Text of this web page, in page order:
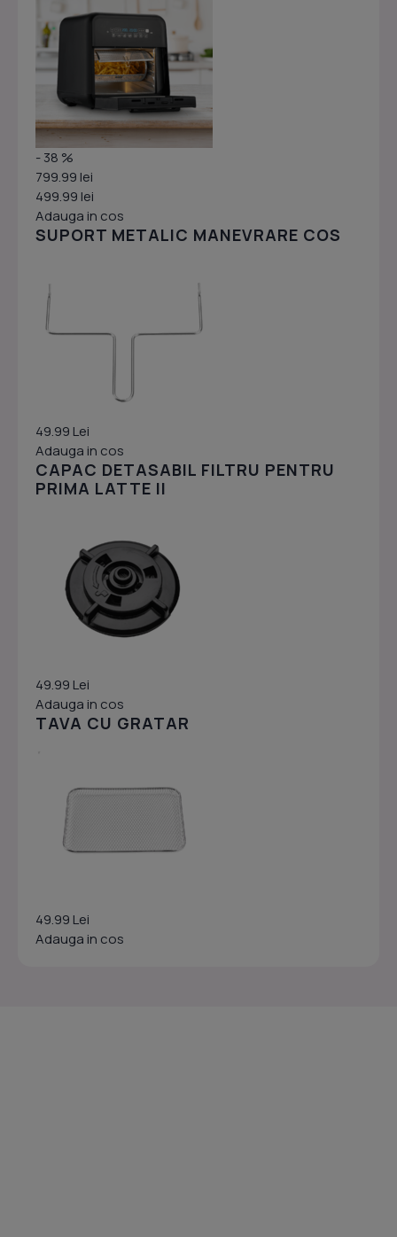
- 38 %
799.99 lei
499.99 lei
Adauga in cos
SUPORT METALIC MANEVRARE COS
49.99 Lei
Adauga in cos
CAPAC DETASABIL FILTRU PENTRU
PRIMA LATTE II
49.99 Lei
Adauga in cos
TAVA CU GRATAR
49.99 Lei
Adauga in cos